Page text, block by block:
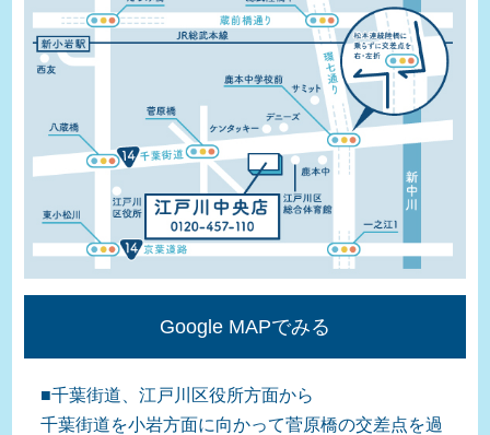
Google MAPでみる
■千葉街道、江戸川区役所方面から
千葉街道を小岩方面に向かって菅原橋の交差点を過